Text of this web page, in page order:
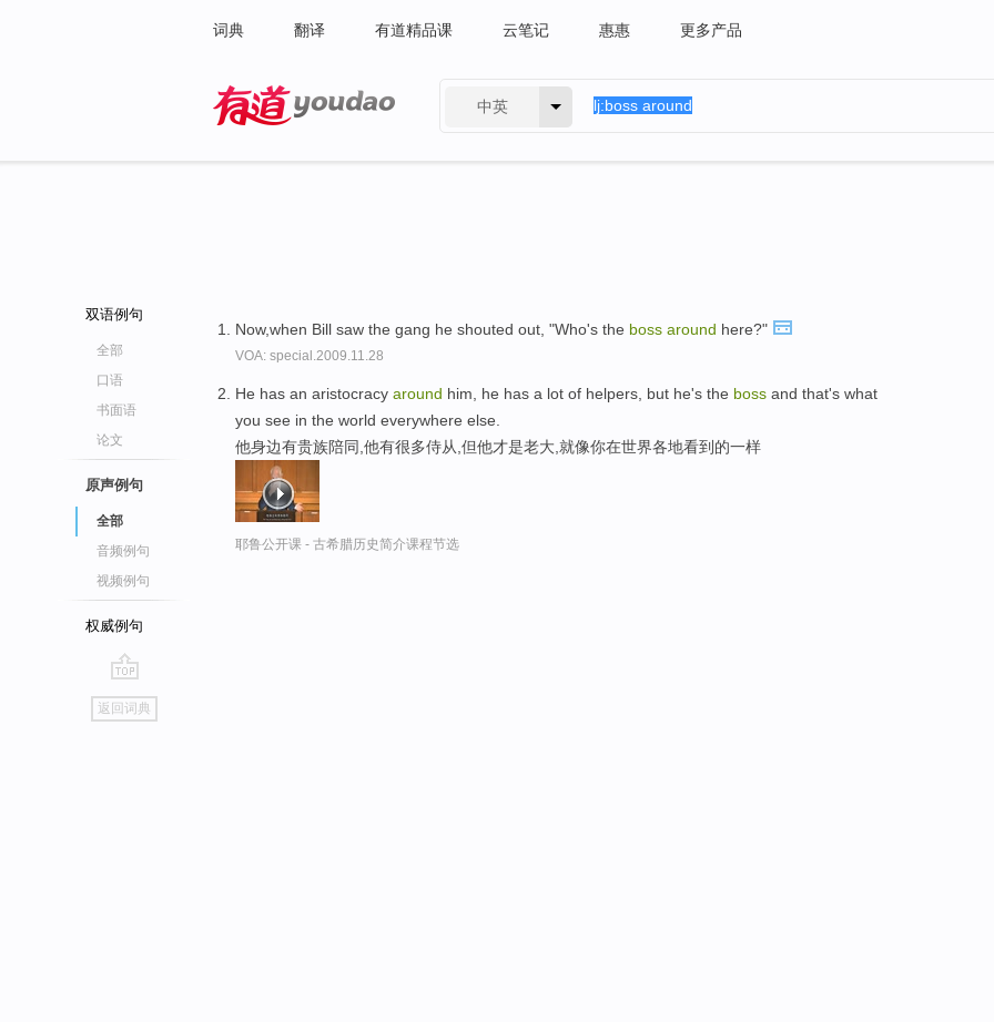
词典 翻译 有道精品课 云笔记 惠惠 更多产品
中英
双语例句
全部
口语
书面语
论文
原声例句
全部
音频例句
视频例句
权威例句
go
top
返回词典
Now,when Bill saw the gang he shouted out, "Who's the boss around here?"
VOA: special.2009.11.28
He has an aristocracy around him, he has a lot of helpers, but he's the boss and that's what
you see in the world everywhere else.
他身边有贵族陪同,他有很多侍从,但他才是老大,就像你在世界各地看到的一样
耶鲁公开课 - 古希腊历史简介课程节选